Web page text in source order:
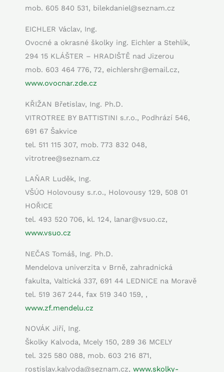
mob. 605 840 531, bilekdaniel@seznam.cz
EICHLER Václav, Ing.
Ovocné a okrasné školky ing. Eichler a Stehlík,
294 15 KLÁŠTER – HRADIŠTĚ nad Jizerou
mob. 603 464 776, 72, eichlershr@email.cz,
www.ovocnar.zde.cz
KŘIŽAN Břetislav, Ing. Ph.D.
VITROTREE BY BATTISTINI s.r.o., Podhrází 546,
691 67 Šakvice
tel. 511 115 307, mob. 773 832 048,
vitrotree@seznam.cz
LAŇAR Luděk, Ing.
VŠÚO Holovousy s.r.o., Holovousy 129, 508 01
HOŘICE
tel. 493 520 706, kl. 124, lanar@vsuo.cz,
www.vsuo.cz
NEČAS Tomáš, Ing. Ph.D.
Mendelova univerzita v Brně, zahradnická
fakulta, Valtická 337, 691 44 LEDNICE na Moravě
tel. 519 367 244, fax 519 340 159, ,
www.zf.mendelu.cz
NOVÁK Jiří, Ing.
Školky Kalvoda, Mcely 150, 289 36 MCELY
tel. 325 580 088, mob. 603 216 871,
rostislav.kalvoda@seznam.cz, www.skolky-